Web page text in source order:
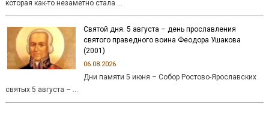
которая как-то незаметно стала …
Святой дня. 5 августа – день прославления
святого праведного воина Феодора Ушакова
(2001)
06.08.2026
Дни памяти 5 июня – Собор Ростово-Ярославских
святых 5 августа – …